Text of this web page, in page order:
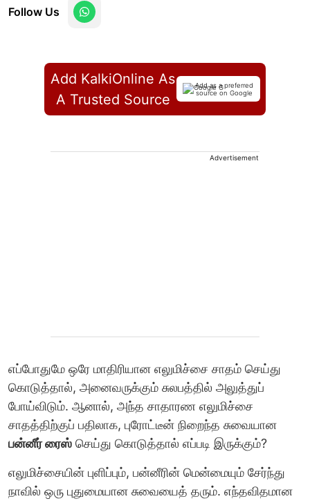
Follow Us
Add KalkiOnline As
A Trusted Source
Add as a preferred
source on Google
Advertisement
எப்போதுமே ஒரே மாதிரியான எலுமிச்சை சாதம் செய்து
கொடுத்தால், அனைவருக்கும் சுலபத்தில் அலுத்துப்
போய்விடும். ஆனால், அந்த சாதாரண எலுமிச்சை
சாதத்திற்குப் பதிலாக, புரோட்டீன் நிறைந்த சுவையான
பன்னீர் ரைஸ் செய்து கொடுத்தால் எப்படி இருக்கும்?
எலுமிச்சையின் புளிப்பும், பன்னீரின் மென்மையும் சேர்ந்து
நாவில் ஒரு புதுமையான சுவையைத் தரும். எந்தவிதமான